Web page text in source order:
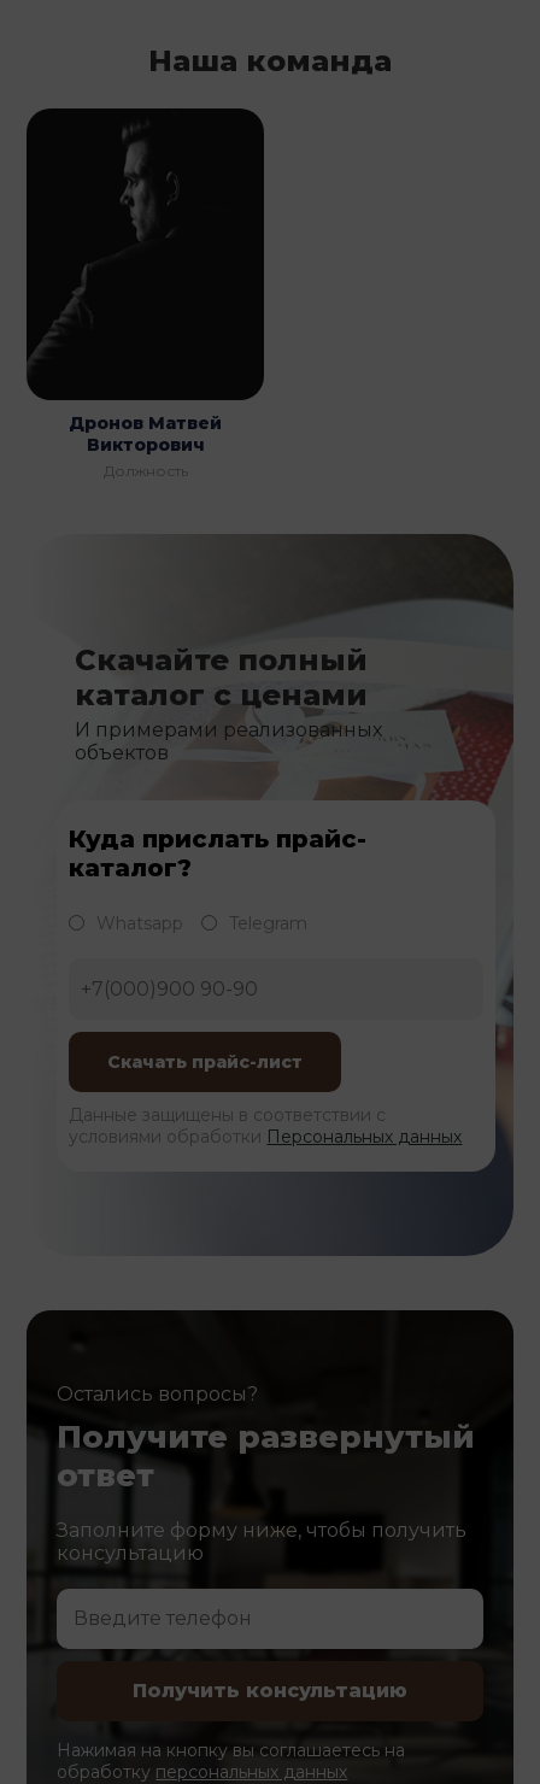
Наша команда
Дронов Матвей
Викторович
Должность
Скачайте полный
каталог с ценами
И примерами реализованных
объектов
Куда прислать прайс-
каталог?
Whatsapp Telegram
Данные защищены в соответствии с
условиями обработки Персональных данных
Остались вопросы?
Получите развернутый
ответ
Заполните форму ниже, чтобы получить
консультацию
Нажимая на кнопку вы соглашаетесь на
обработку персональных данных